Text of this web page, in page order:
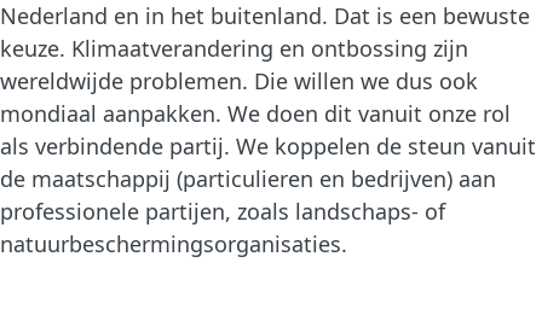
Nederland en in het buitenland. Dat is een bewuste
keuze. Klimaatverandering en ontbossing zijn
wereldwijde problemen. Die willen we dus ook
mondiaal aanpakken. We doen dit vanuit onze rol
als verbindende partij. We koppelen de steun vanuit
de maatschappij (particulieren en bedrijven) aan
professionele partijen, zoals landschaps- of
natuurbeschermingsorganisaties.